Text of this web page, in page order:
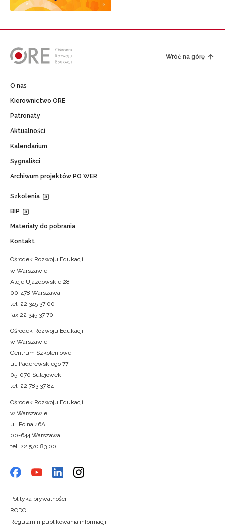
Wróć na górę
O nas
Kierownictwo ORE
Patronaty
Aktualności
Kalendarium
Sygnaliści
Archiwum projektów PO WER
Szkolenia
BIP
Materiały do pobrania
Kontakt
Ośrodek Rozwoju Edukacji
w Warszawie
Aleje Ujazdowskie 28
00-478 Warszawa
tel. 22 345 37 00
fax 22 345 37 70
Ośrodek Rozwoju Edukacji
w Warszawie
Centrum Szkoleniowe
ul. Paderewskiego 77
05-070 Sulejówek
tel. 22 783 37 84
Ośrodek Rozwoju Edukacji
w Warszawie
ul. Polna 46A
00-644 Warszawa
tel. 22 570 83 00
Polityka prywatności
RODO
Regulamin publikowania informacji